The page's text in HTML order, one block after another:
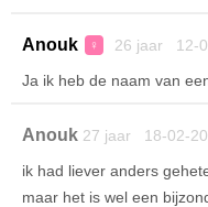
Anouk ♀ 26 jaar 12-
Ja ik heb de naam van
Anouk 27 jaar 18-02-
ik had liever anders
maar het is wel een